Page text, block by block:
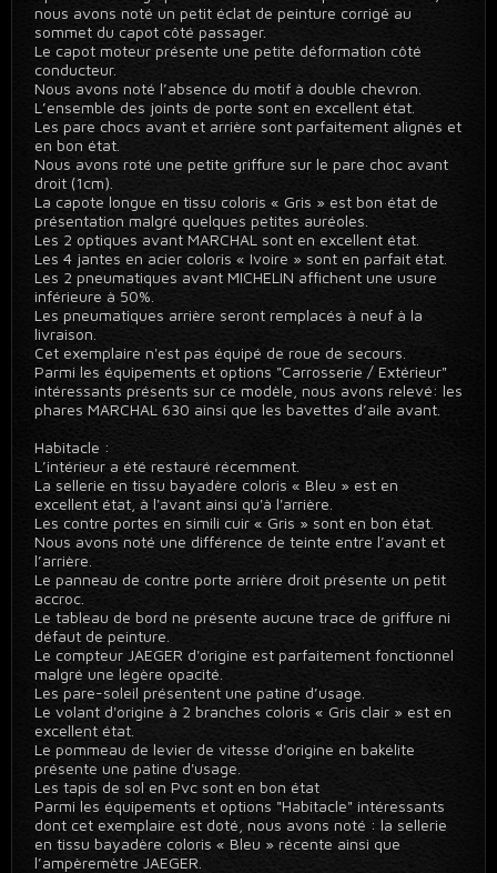
nous avons noté un petit éclat de peinture corrigé au
sommet du capot côté passager.
Le capot moteur présente une petite déformation côté
conducteur.
Nous avons noté l’absence du motif à double chevron.
L’ensemble des joints de porte sont en excellent état.
Les pare chocs avant et arrière sont parfaitement alignés et
en bon état.
Nous avons roté une petite griffure sur le pare choc avant
droit (1cm).
La capote longue en tissu coloris « Gris » est bon état de
présentation malgré quelques petites auréoles.
Les 2 optiques avant MARCHAL sont en excellent état.
Les 4 jantes en acier coloris « Ivoire » sont en parfait état.
Les 2 pneumatiques avant MICHELIN affichent une usure
inférieure à 50%.
Les pneumatiques arrière seront remplacés à neuf à la
livraison.
Cet exemplaire n'est pas équipé de roue de secours.
Parmi les équipements et options "Carrosserie / Extérieur"
intéressants présents sur ce modèle, nous avons relevé: les
phares MARCHAL 630 ainsi que les bavettes d’aile avant.
Habitacle :
L’intérieur a été restauré récemment.
La sellerie en tissu bayadère coloris « Bleu » est en
excellent état, à l'avant ainsi qu'à l'arrière.
Les contre portes en simili cuir « Gris » sont en bon état.
Nous avons noté une différence de teinte entre l’avant et
l’arrière.
Le panneau de contre porte arrière droit présente un petit
accroc.
Le tableau de bord ne présente aucune trace de griffure ni
défaut de peinture.
Le compteur JAEGER d'origine est parfaitement fonctionnel
malgré une légère opacité.
Les pare-soleil présentent une patine d’usage.
Le volant d'origine à 2 branches coloris « Gris clair » est en
excellent état.
Le pommeau de levier de vitesse d'origine en bakélite
présente une patine d'usage.
Les tapis de sol en Pvc sont en bon état
Parmi les équipements et options "Habitacle" intéressants
dont cet exemplaire est doté, nous avons noté : la sellerie
en tissu bayadère coloris « Bleu » récente ainsi que
l’ampèremètre JAEGER.